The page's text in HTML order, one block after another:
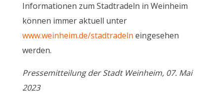
Informationen zum Stadtradeln in Weinheim
können immer aktuell unter
www.weinheim.de/stadtradeln eingesehen
werden.
Pressemitteilung der Stadt Weinheim, 07. Mai
2023